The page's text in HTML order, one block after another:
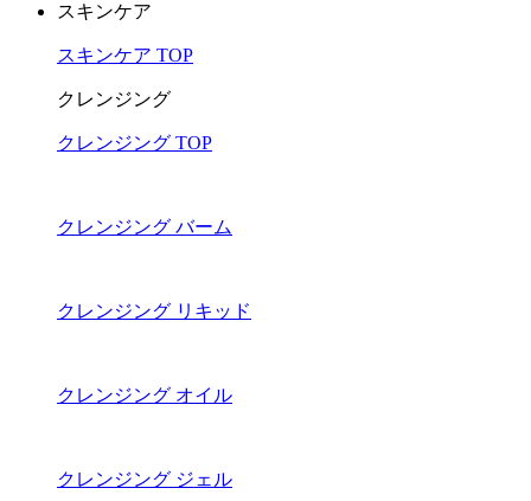
スキンケア
スキンケア TOP
クレンジング
クレンジング TOP
クレンジング バーム
クレンジング リキッド
クレンジング オイル
クレンジング ジェル